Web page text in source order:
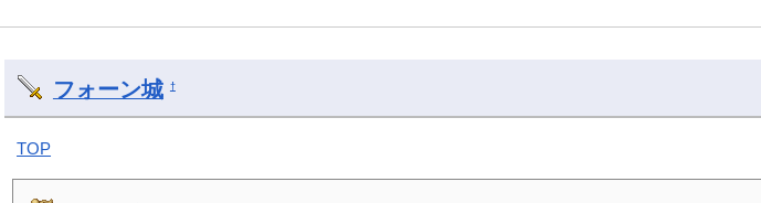
フォーン城 †
TOP